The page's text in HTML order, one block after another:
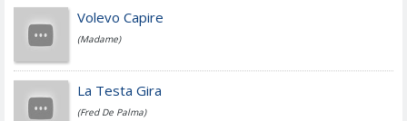
Jovanotti
Fedez
Volevo Capire
(Madame)
La Testa Gira
(Fred De Palma)